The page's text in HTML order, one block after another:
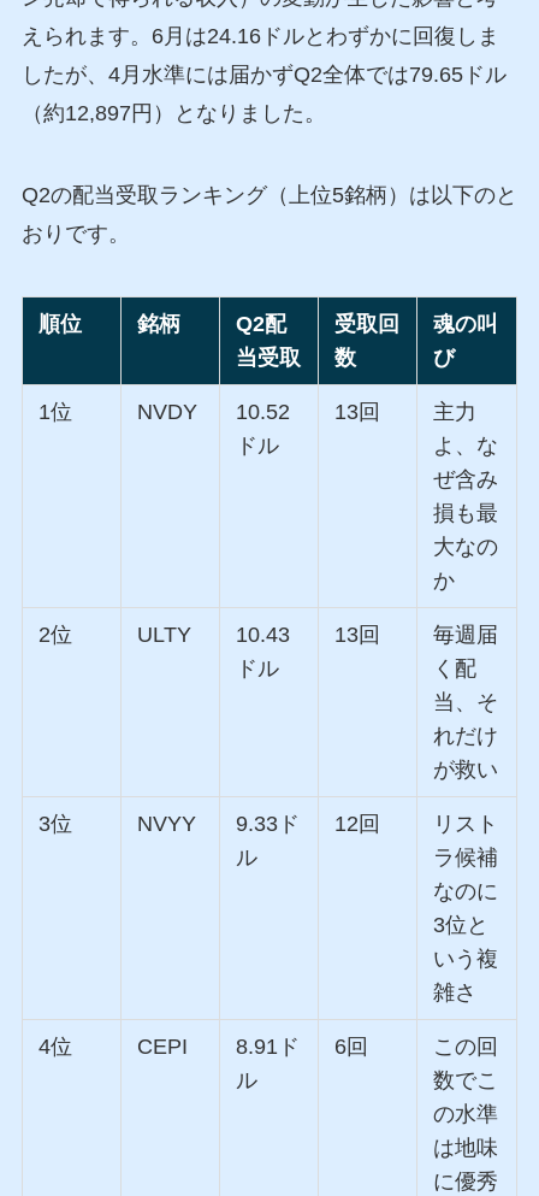
えられます。6月は24.16ドルとわずかに回復しま
したが、4月水準には届かずQ2全体では79.65ドル
（約12,897円）となりました。
Q2の配当受取ランキング（上位5銘柄）は以下のと
おりです。
順位 銘柄
Q2配
当受取
受取回
数
魂の叫
び
1位 NVDY
10.52
ドル
13回
主力
よ、な
ぜ含み
損も最
大なの
か
2位 ULTY
10.43
ドル
13回
毎週届
く配
当、そ
れだけ
が救い
3位 NVYY
9.33ド
ル
12回
リスト
ラ候補
なのに
3位と
いう複
雑さ
4位 CEPI
8.91ド
ル
6回
この回
数でこ
の水準
は地味
に優秀